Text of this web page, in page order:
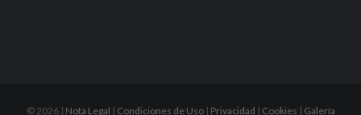
©2026 | Nota Legal | Condiciones de Uso| Privacidad | Cookies | Galería